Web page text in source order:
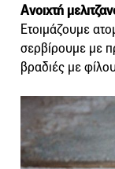
Ανοιχτή
Ετοιμάζουμε
σερβίρουμε με
βραδιές με